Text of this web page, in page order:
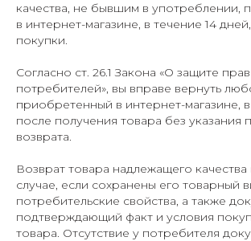
качества, не бывшим в употреблении,
в интернет-магазине, в течение 14
покупки.
Согласно ст. 26.1 Закона «О защите прав
потребителей», вы вправе вернуть
приобретенный в интернет-магазине,
после получения товара без указания
возврата.
Возврат товара надлежащего
случае, если сохранены его товарный
потребительские свойства, а также
подтверждающий факт и условия
товара. Отсутствие у потребителя